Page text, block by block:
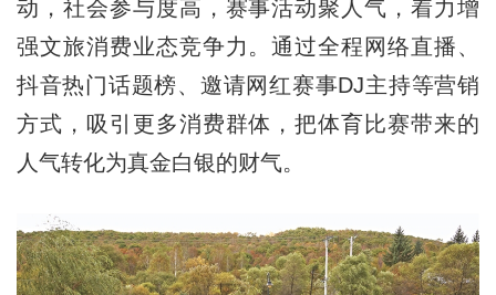
动，社会参与度高，赛事活动聚人气，着力增
强文旅消费业态竞争力。通过全程网络直播、
抖音热门话题榜、邀请网红赛事DJ主持等营销
方式，吸引更多消费群体，把体育比赛带来的
人气转化为真金白银的财气。